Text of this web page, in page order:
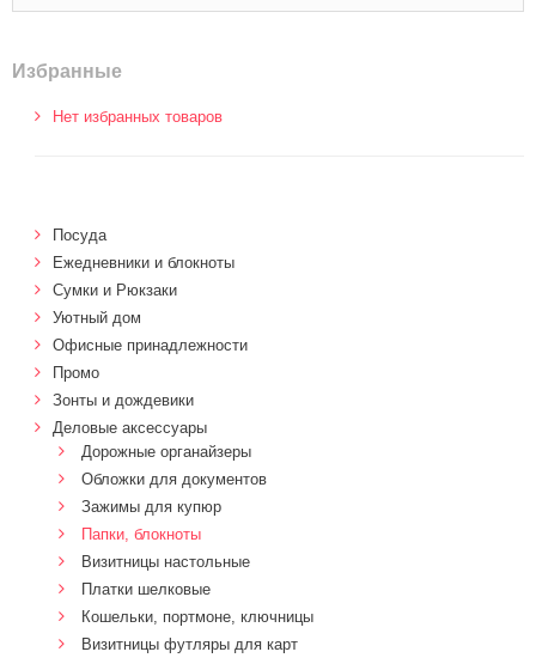
Избранные
Нет избранных товаров
Посуда
Ежедневники и блокноты
Сумки и Рюкзаки
Уютный дом
Офисные принадлежности
Промо
Зонты и дождевики
Деловые аксессуары
Дорожные органайзеры
Обложки для документов
Зажимы для купюр
Папки, блокноты
Визитницы настольные
Платки шелковые
Кошельки, портмоне, ключницы
Визитницы футляры для карт